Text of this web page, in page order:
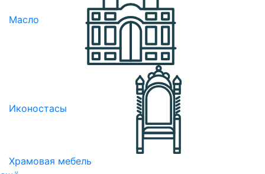
Масло
Иконостасы
Храмовая мебель